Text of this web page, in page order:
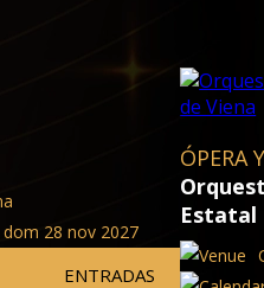
28 nov 2027
ENTRADAS
ÓPERA
Estatal